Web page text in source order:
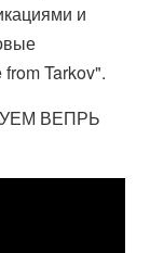
и
Tarkov".
ВЕПРЬ